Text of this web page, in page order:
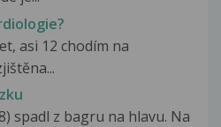
asi 12 chodím na
spadl z bagru na hlavu. Na